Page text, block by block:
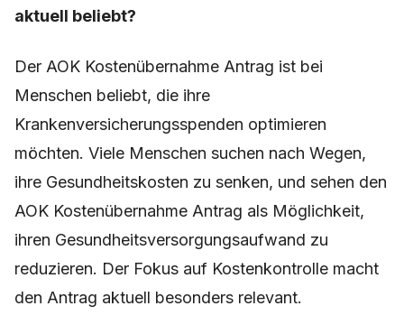
aktuell beliebt?
Der AOK Kostenübernahme Antrag ist bei
Menschen beliebt, die ihre
Krankenversicherungsspenden optimieren
möchten. Viele Menschen suchen nach Wegen,
ihre Gesundheitskosten zu senken, und sehen den
AOK Kostenübernahme Antrag als Möglichkeit,
ihren Gesundheitsversorgungsaufwand zu
reduzieren. Der Fokus auf Kostenkontrolle macht
den Antrag aktuell besonders relevant.